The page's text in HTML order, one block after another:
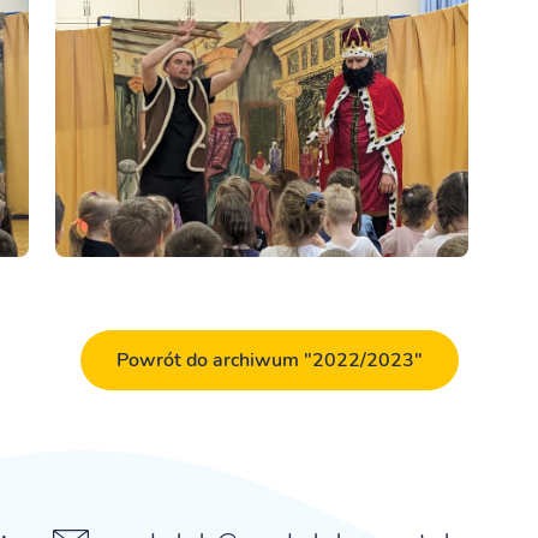
Powrót do archiwum "2022/2023"